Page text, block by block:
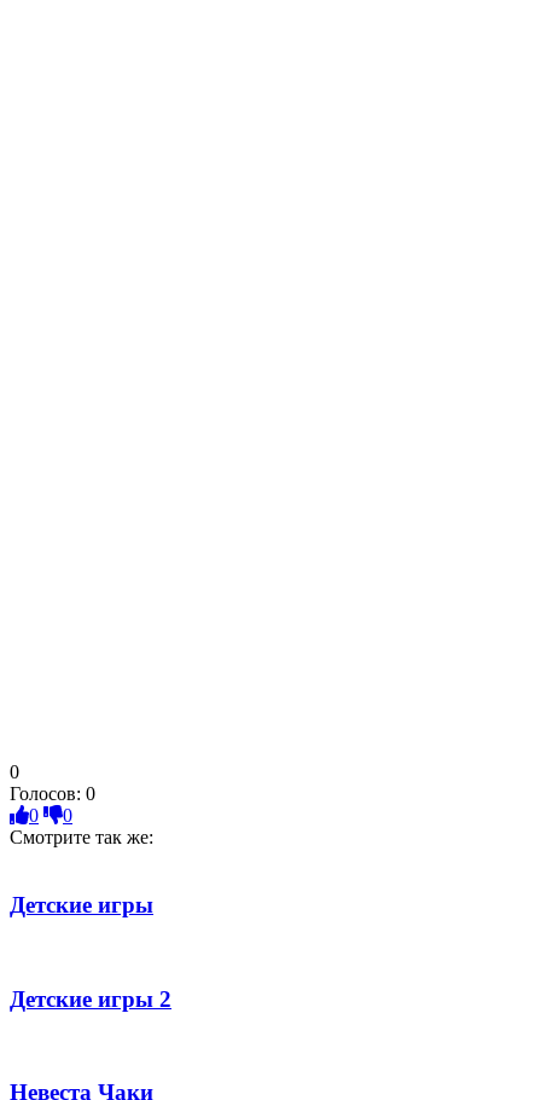
0
Голосов: 0
0
0
Смотрите так же:
Детские игры
Детские игры 2
Невеста Чаки